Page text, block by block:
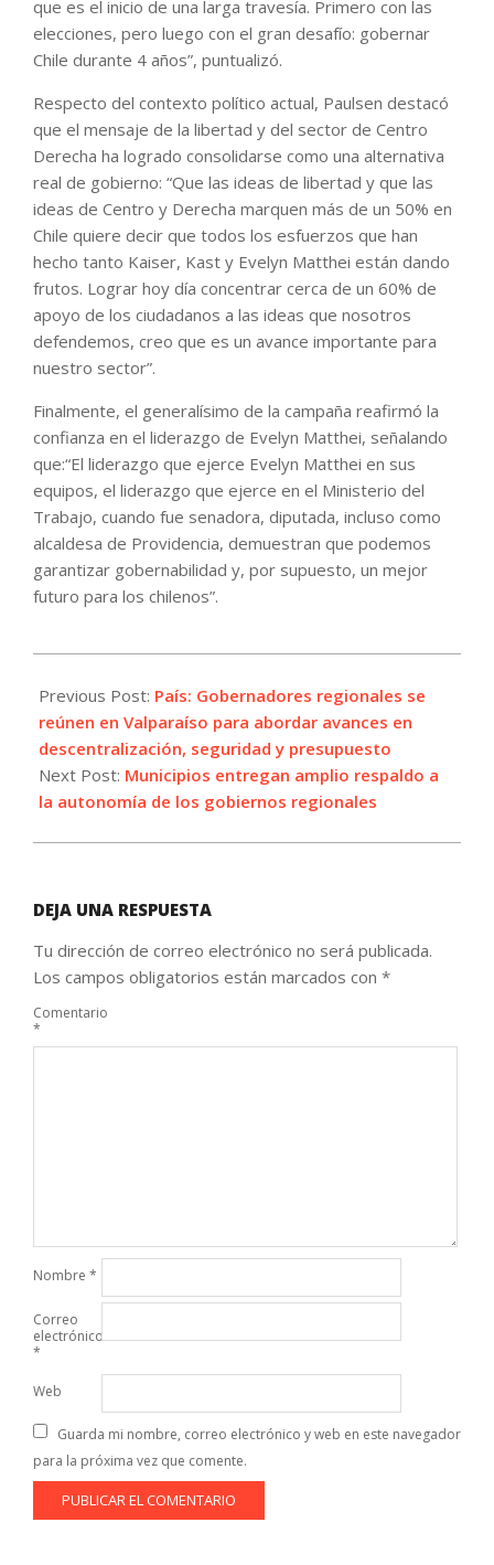
que es el inicio de una larga travesía. Primero con las
elecciones, pero luego con el gran desafío: gobernar
Chile durante 4 años”, puntualizó.
Respecto del contexto político actual, Paulsen destacó
que el mensaje de la libertad y del sector de Centro
Derecha ha logrado consolidarse como una alternativa
real de gobierno: “Que las ideas de libertad y que las
ideas de Centro y Derecha marquen más de un 50% en
Chile quiere decir que todos los esfuerzos que han
hecho tanto Kaiser, Kast y Evelyn Matthei están dando
frutos. Lograr hoy día concentrar cerca de un 60% de
apoyo de los ciudadanos a las ideas que nosotros
defendemos, creo que es un avance importante para
nuestro sector”.
Finalmente, el generalísimo de la campaña reafirmó la
confianza en el liderazgo de Evelyn Matthei, señalando
que:“El liderazgo que ejerce Evelyn Matthei en sus
equipos, el liderazgo que ejerce en el Ministerio del
Trabajo, cuando fue senadora, diputada, incluso como
alcaldesa de Providencia, demuestran que podemos
garantizar gobernabilidad y, por supuesto, un mejor
futuro para los chilenos”.
05-
06
Previous Post: País: Gobernadores regionales se
reúnen en Valparaíso para abordar avances en
descentralización, seguridad y presupuesto
Next Post: Municipios entregan amplio respaldo a
la autonomía de los gobiernos regionales
DEJA UNA RESPUESTA
Tu dirección de correo electrónico no será publicada.
Los campos obligatorios están marcados con *
Comentario
*
Nombre *
Correo
electrónico
*
Web
Guarda mi nombre, correo electrónico y web en este navegador
para la próxima vez que comente.